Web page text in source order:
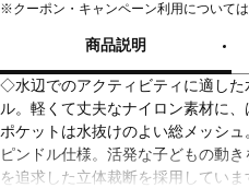
※クーポン・キャンペーン利用については
商品説明
◇水辺でのアクティビティに適した
ル。軽くて丈夫なナイロン素材に
ポケットは水抜けのよい総メッシ
ピンドル仕様。活発な子どもの動
を追求した立体裁断を採用してい